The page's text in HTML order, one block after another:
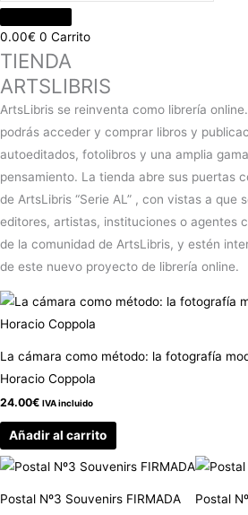
0.00€ 0 Carrito
TIENDA
ARTSLIBRIS
ArtsLibris se reinventa como librería
podrás acceder y comprar libros y
autoeditados, fotolibros y una amplia
pensamiento. La tienda abre sus puertas
de ArtsLibris “Serie AL” , con vistas a que
editores, artistas, instituciones o agentes
de la comunidad de ArtsLibris, y estén
de este nuevo proyecto de librería online.
La cámara como método: la fotografía
Horacio Coppola
24.00€ IVA incluido
Añadir al carrito
Postal Nº3 Souvenirs FIRMADA Postal